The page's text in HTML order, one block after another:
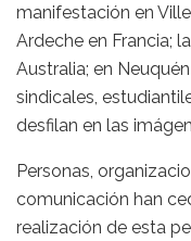
manifestación en
Ardeche en Francia;
Australia; en
sindicales,
desfilan en las
Personas,
comunicación han
realización de esta